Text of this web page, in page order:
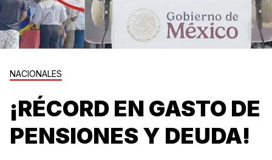
NACIONALES
¡RÉCORD EN GASTO DE
PENSIONES Y DEUDA!